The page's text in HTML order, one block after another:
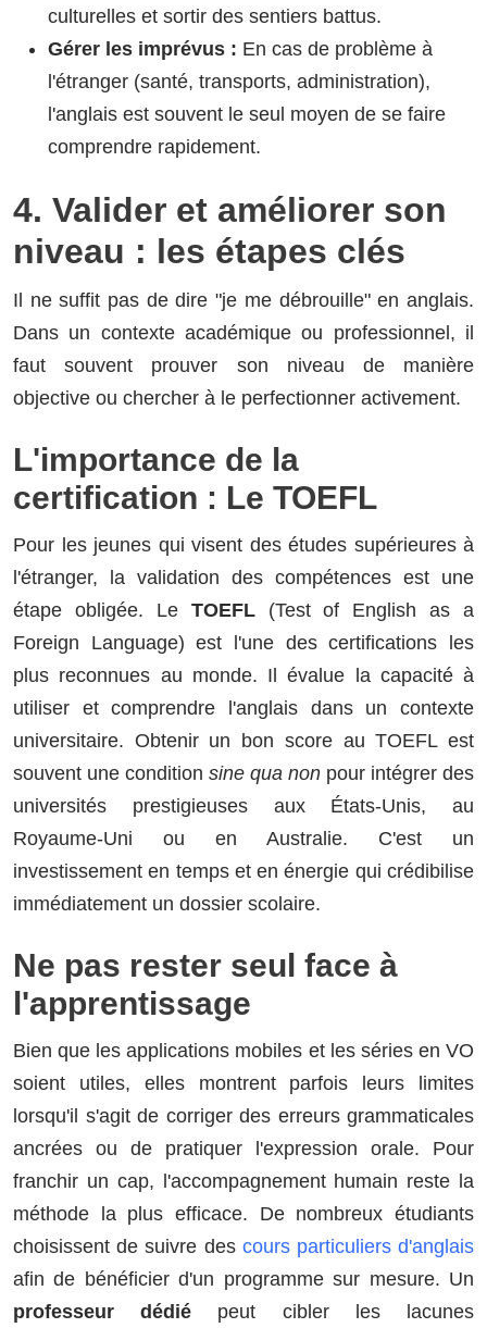
culturelles et sortir des sentiers battus.
Gérer les imprévus : En cas de problème à
l'étranger (santé, transports, administration),
l'anglais est souvent le seul moyen de se faire
comprendre rapidement.
4. Valider et améliorer son
niveau : les étapes clés
Il ne suffit pas de dire "je me débrouille" en anglais.
Dans un contexte académique ou professionnel, il
faut souvent prouver son niveau de manière
objective ou chercher à le perfectionner activement.
L'importance de la
certification : Le TOEFL
Pour les jeunes qui visent des études supérieures à
l'étranger, la validation des compétences est une
étape obligée. Le TOEFL(Test of English as a
Foreign Language) est l'une des certifications les
plus reconnues au monde. Il évalue la capacité à
utiliser et comprendre l'anglais dans un contexte
universitaire. Obtenir un bon score au TOEFL est
souvent une condition sine qua non pour intégrer des
universités prestigieuses aux États-Unis, au
Royaume-Uni ou en Australie. C'est un
investissement en temps et en énergie qui crédibilise
immédiatement un dossier scolaire.
Ne pas rester seul face à
l'apprentissage
Bien que les applications mobiles et les séries en VO
soient utiles, elles montrent parfois leurs limites
lorsqu'il s'agit de corriger des erreurs grammaticales
ancrées ou de pratiquer l'expression orale. Pour
franchir un cap, l'accompagnement humain reste la
méthode la plus efficace. De nombreux étudiants
choisissent de suivre des cours particuliers d'anglais
afin de bénéficier d'un programme sur mesure. Un
professeur dédié peut cibler les lacunes